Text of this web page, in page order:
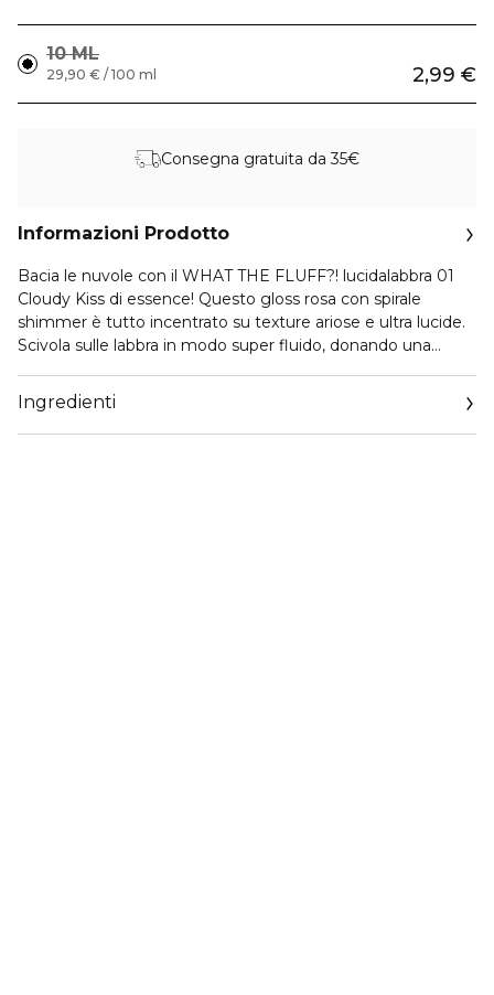
10 ML
2,99 €
29,90 € / 100 ml
Consegna gratuita da 35€
Informazioni Prodotto
Bacia le nuvole con il WHAT THE FLUFF?! lucidalabbra 01
Cloudy Kiss di essence! Questo gloss rosa con spirale
shimmer è tutto incentrato su texture ariose e ultra lucide.
Scivola sulle labbra in modo super fluido, donando una
di sole tra le nuvole. Indossalo da solo per un look dolce e
da sogno, oppure applicalo sopra il tuo rossetto preferito
per un tocco di brillantezza extra.. Una sola passata e sarai
Ingredienti